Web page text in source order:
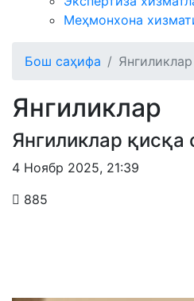
Меҳмонхона
Бош саҳифа Янгиликлар
Янгиликлар
Янгиликлар қисқа
4 Ноябр 2025, 21:39
885